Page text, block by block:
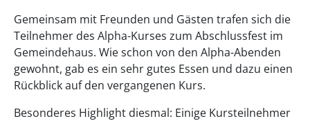
Gemeinsam mit Freunden und Gästen trafen sich die
Teilnehmer des Alpha-Kurses zum Abschlussfest im
Gemeindehaus. Wie schon von den Alpha-Abenden
gewohnt, gab es ein sehr gutes Essen und dazu einen
Rückblick auf den vergangenen Kurs.
Besonderes Highlight diesmal: Einige Kursteilnehmer